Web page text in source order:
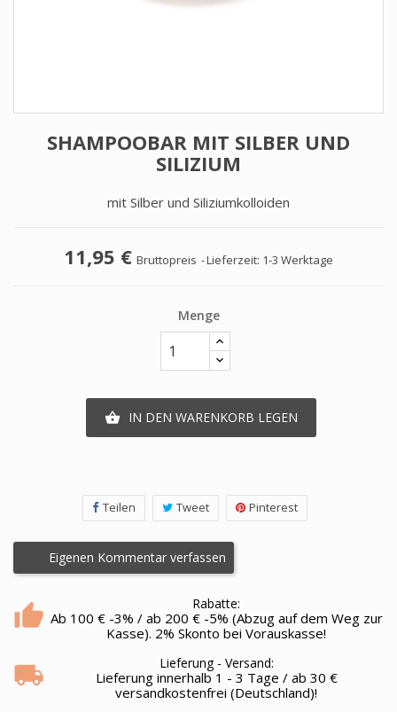
SHAMPOOBAR MIT SILBER UND
SILIZIUM
mit Silber und Siliziumkolloiden
11,95 € Bruttopreis Lieferzeit: 1-3 Werktage
Menge
 IN DEN WARENKORB LEGEN
Teilen Tweet Pinterest
Eigenen Kommentar verfassen
Rabatte:
Ab 100 € -3% / ab 200 € -5% (Abzug auf dem Weg zur
Kasse). 2% Skonto bei Vorauskasse!
Lieferung - Versand:
Lieferung innerhalb 1 - 3 Tage / ab 30 €
versandkostenfrei (Deutschland)!